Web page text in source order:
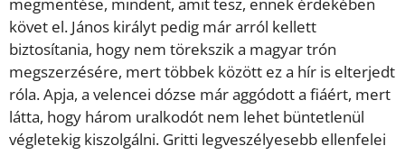
követ el. János királyt pedig már arról kellett
biztosítania, hogy nem törekszik a magyar trón
megszerzésére, mert többek között ez a hír is elterjedt
róla. Apja, a velencei dózse már aggódott a fiáért, mert
látta, hogy három uralkodót nem lehet büntetlenül
végletekig kiszolgálni. Gritti legveszélyesebb ellenfelei